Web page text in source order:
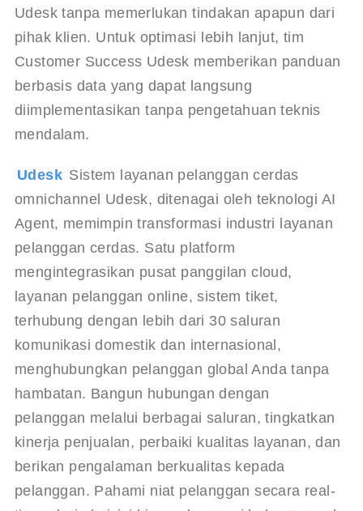
Udesk tanpa memerlukan tindakan apapun dari
pihak klien. Untuk optimasi lebih lanjut, tim
Customer Success Udesk memberikan panduan
berbasis data yang dapat langsung
diimplementasikan tanpa pengetahuan teknis
mendalam.
Udesk Sistem layanan pelanggan cerdas
omnichannel Udesk, ditenagai oleh teknologi AI
Agent, memimpin transformasi industri layanan
pelanggan cerdas. Satu platform
mengintegrasikan pusat panggilan cloud,
layanan pelanggan online, sistem tiket,
terhubung dengan lebih dari 30 saluran
komunikasi domestik dan internasional,
menghubungkan pelanggan global Anda tanpa
hambatan. Bangun hubungan dengan
pelanggan melalui berbagai saluran, tingkatkan
kinerja penjualan, perbaiki kualitas layanan, dan
berikan pengalaman berkualitas kepada
pelanggan. Pahami niat pelanggan secara real-